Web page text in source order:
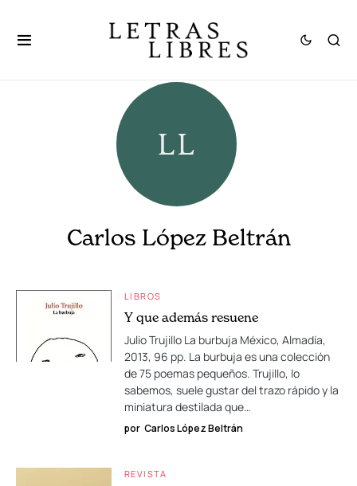
Carlos López Beltrán
LIBROS
Y que además resuene
Julio Trujillo La burbuja México, Almadía,
2013, 96 pp. La burbuja es una colección
de 75 poemas pequeños. Trujillo, lo
sabemos, suele gustar del trazo rápido y la
miniatura destilada que…
por Carlos López Beltrán
REVISTA